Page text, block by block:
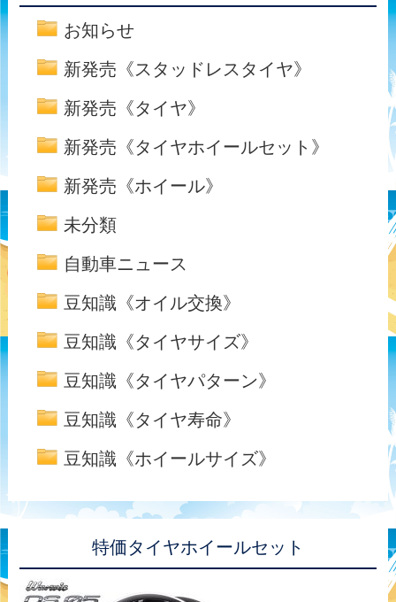
お知らせ
新発売《スタッドレスタイヤ》
新発売《タイヤ》
新発売《タイヤホイールセット》
新発売《ホイール》
未分類
自動車ニュース
豆知識《オイル交換》
豆知識《タイヤサイズ》
豆知識《タイヤパターン》
豆知識《タイヤ寿命》
豆知識《ホイールサイズ》
特価タイヤホイールセット